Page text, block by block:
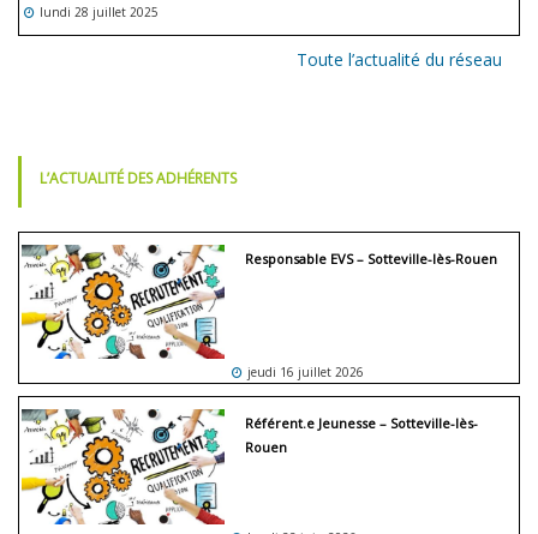
lundi 28 juillet 2025
Toute l’actualité du réseau
L’ACTUALITÉ DES ADHÉRENTS
Responsable EVS – Sotteville-lès-Rouen
jeudi 16 juillet 2026
Référent.e Jeunesse – Sotteville-lès-
Rouen